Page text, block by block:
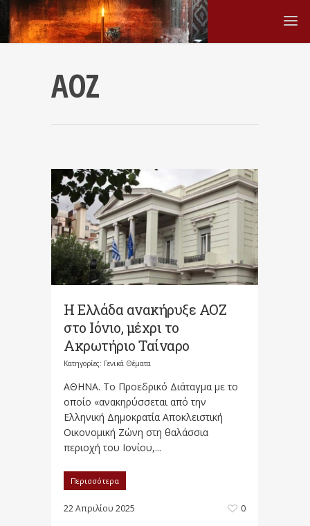
ΑΟΖ
Η Ελλάδα ανακήρυξε ΑΟΖ
στο Ιόνιο, μέχρι το
Ακρωτήριο Ταίναρο
Κατηγορίες: Γενικά Θέματα
ΑΘΗΝΑ. Το Προεδρικό Διάταγμα με το
οποίο «ανακηρύσσεται από την
Ελληνική Δημοκρατία Αποκλειστική
Οικονομική Ζώνη στη θαλάσσια
περιοχή του Ιονίου,...
Περισσότερα
22 Απριλίου 2025 0